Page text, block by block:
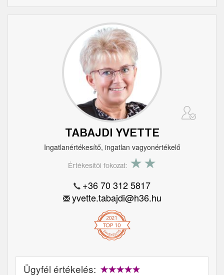
TABAJDI YVETTE
Ingatlanértékesítő, ingatlan vagyonértékelő
Értékesítői fokozat:
+36 70 312 5817
yvette.tabajdi@h36.hu
Ügyfél értékelés: